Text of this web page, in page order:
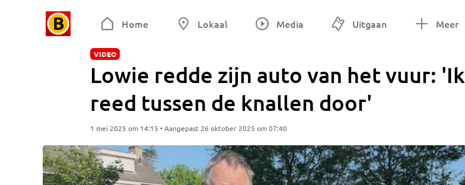
Home Lokaal Media Uitgaan Meer
VIDEO
Lowie redde zijn auto van het vuur: 'Ik
reed tussen de knallen door'
1 mei 2025 om 14:15 • Aangepast 26 oktober 2025 om 07:40